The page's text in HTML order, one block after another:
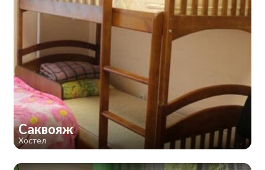
Саквояж
Хостел